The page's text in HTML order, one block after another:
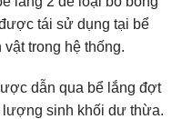
tái sử dụng tại bể
trong hệ thống.
dẫn qua bể lắng đợt
lượng sinh khối dư thừa.